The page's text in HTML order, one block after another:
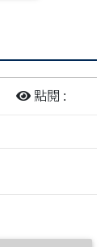
點閱 :